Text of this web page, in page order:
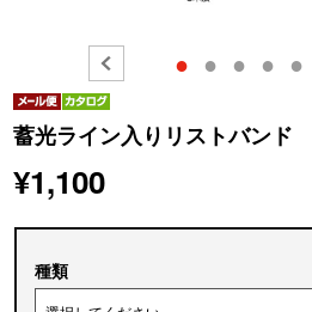
● ● ● ● ●
蓄光ライン入りリストバンド
¥1,100
種類